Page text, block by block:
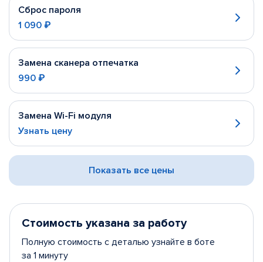
Сброс пароля
1 090 ₽
Замена сканера отпечатка
990 ₽
Замена Wi-Fi модуля
Узнать цену
Показать все цены
Стоимость указана за работу
Полную стоимость с деталью узнайте в боте
за 1 минуту